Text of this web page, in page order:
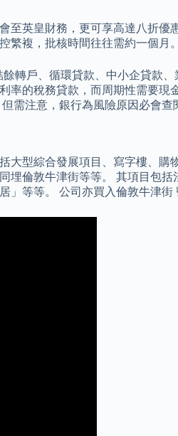
至英皇財務，更可享高達八折優
繁複，批核時間往往需約一個月。
轉戶、循環貸款、中小企貸款、
率的稅務貸款，而周期性需要現
需注意，銀行為風險原因必會查
型綜合發展項目、寫字樓、購
倫敦牛津街等等。 其項目包括
等等。 公司亦買入倫敦牛津街